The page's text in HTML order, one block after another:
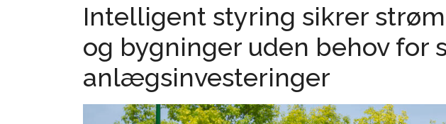
Intelligent styring sikrer
og bygninger uden behov for
anlægsinvesteringer